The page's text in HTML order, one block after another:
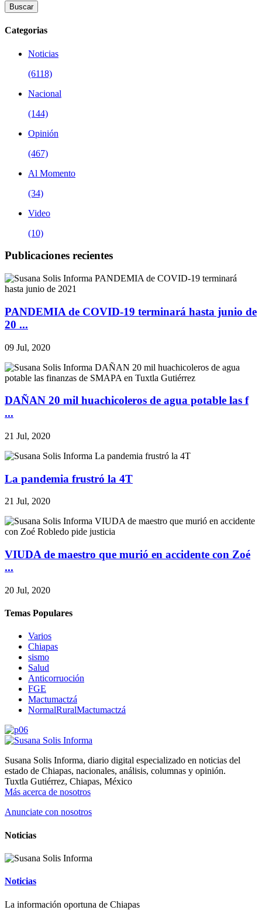
Buscar
Categorias
Noticias
(6118)
Nacional
(144)
Opinión
(467)
Al Momento
(34)
Video
(10)
Publicaciones recientes
PANDEMIA de COVID-19 terminará hasta junio de
20 ...
09 Jul, 2020
DAÑAN 20 mil huachicoleros de agua potable las f
...
21 Jul, 2020
La pandemia frustró la 4T
21 Jul, 2020
VIUDA de maestro que murió en accidente con Zoé
...
20 Jul, 2020
Temas Populares
Varios
Chiapas
sismo
Salud
Anticorruoción
FGE
Mactumactzá
NormalRuralMactumactzá
Susana Solis Informa, diario digital especializado en noticias del
estado de Chiapas, nacionales, análisis, columnas y opinión.
Tuxtla Gutiérrez, Chiapas, México
Más acerca de nosotros
Anunciate con nosotros
Noticias
Noticias
La información oportuna de Chiapas